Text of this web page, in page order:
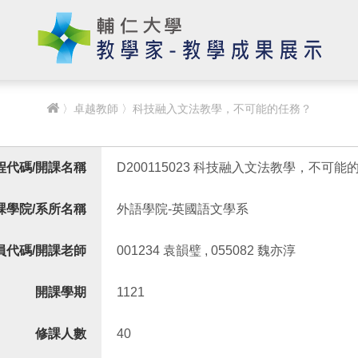
〉 卓越教師 〉科技融入文法教學，不可能的任務？
代碼/開課名稱 D200115023 科技融入文法教學，不可能
學院/系所名稱 外語學院-英國語文學系
代碼/開課老師 001234 袁韻璧 , 055082 魏亦淳
開課學期 1121
修課人數 40